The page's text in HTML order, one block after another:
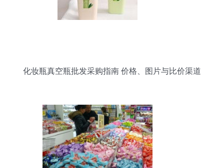
化妆瓶真空瓶批发采购指南 价格、图片与比价渠道